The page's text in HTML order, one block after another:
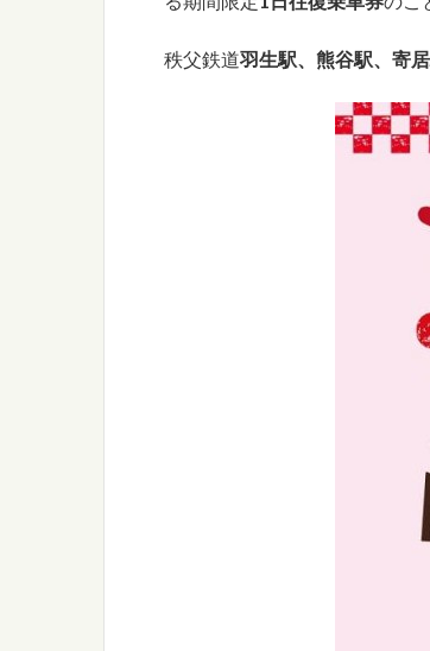
秩父鉄道羽生駅、熊谷駅、寄